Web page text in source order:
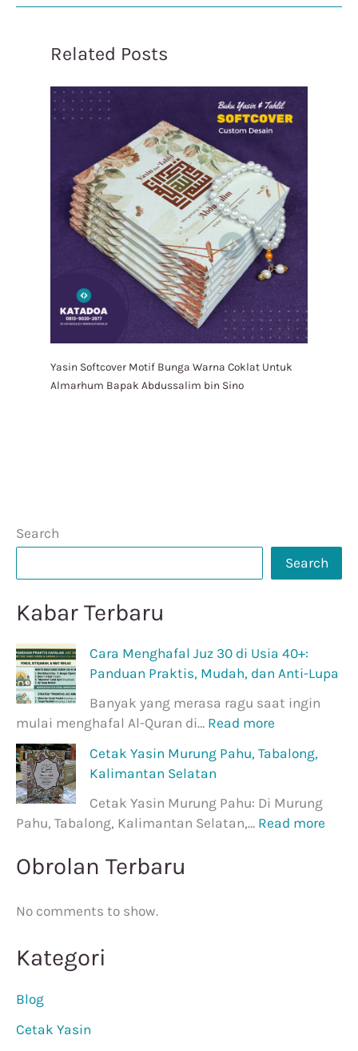
Related Posts
Yasin Softcover Motif Bunga Warna Coklat Untuk
Almarhum Bapak Abdussalim bin Sino
Search
Search
Kabar Terbaru
Cara Menghafal Juz 30 di Usia 40+:
Panduan Praktis, Mudah, dan Anti-Lupa
Banyak yang merasa ragu saat ingin
mulai menghafal Al-Quran di… Read more
Cetak Yasin Murung Pahu, Tabalong,
Kalimantan Selatan
Cetak Yasin Murung Pahu: Di Murung
Pahu, Tabalong, Kalimantan Selatan,… Read more
Obrolan Terbaru
No comments to show.
Kategori
Blog
Cetak Yasin